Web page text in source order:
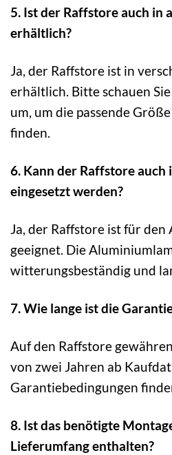
5. Ist der Raffstore auch in
erhältlich?
Ja, der Raffstore ist in
erhältlich. Bitte schauen
um, um die passende
finden.
6. Kann der Raffstore auch
eingesetzt werden?
Ja, der Raffstore ist für
geeignet. Die
witterungsbeständig und
7. Wie lange ist die
Auf den Raffstore
von zwei Jahren ab
Garantiebedingungen
8. Ist das benötigte
Lieferumfang enthalten?